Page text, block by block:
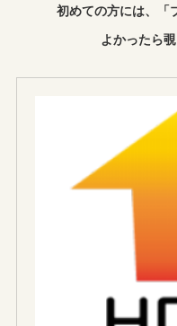
初めての方には、「
よかったら